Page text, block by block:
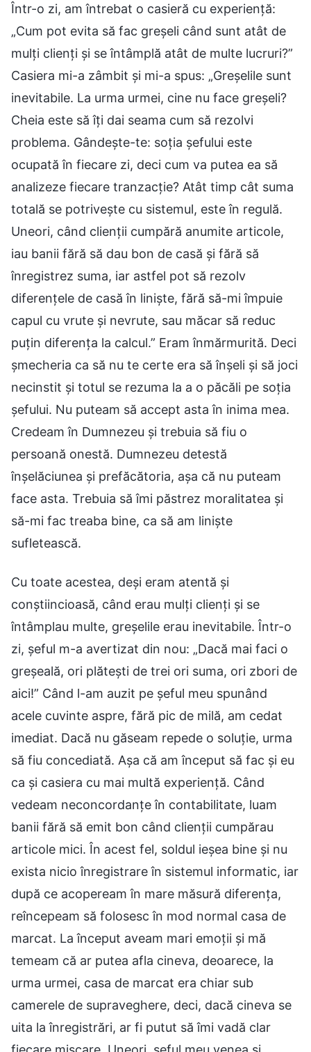
Într-o zi, am întrebat o casieră cu experiență:
„Cum pot evita să fac greșeli când sunt atât de
mulți clienți și se întâmplă atât de multe lucruri?”
Casiera mi-a zâmbit și mi-a spus: „Greșelile sunt
inevitabile. La urma urmei, cine nu face greșeli?
Cheia este să îți dai seama cum să rezolvi
problema. Gândește-te: soția șefului este
ocupată în fiecare zi, deci cum va putea ea să
analizeze fiecare tranzacție? Atât timp cât suma
totală se potrivește cu sistemul, este în regulă.
Uneori, când clienții cumpără anumite articole,
iau banii fără să dau bon de casă și fără să
înregistrez suma, iar astfel pot să rezolv
diferențele de casă în liniște, fără să-mi împuie
capul cu vrute și nevrute, sau măcar să reduc
puțin diferența la calcul.” Eram înmărmurită. Deci
șmecheria ca să nu te certe era să înșeli și să joci
necinstit și totul se rezuma la a o păcăli pe soția
șefului. Nu puteam să accept asta în inima mea.
Credeam în Dumnezeu și trebuia să fiu o
persoană onestă. Dumnezeu detestă
înșelăciunea și prefăcătoria, așa că nu puteam
face asta. Trebuia să îmi păstrez moralitatea și
să-mi fac treaba bine, ca să am liniște
sufletească.
Cu toate acestea, deși eram atentă și
conștiincioasă, când erau mulți clienți și se
întâmplau multe, greșelile erau inevitabile. Într-o
zi, șeful m-a avertizat din nou: „Dacă mai faci o
greșeală, ori plătești de trei ori suma, ori zbori de
aici!” Când l-am auzit pe șeful meu spunând
acele cuvinte aspre, fără pic de milă, am cedat
imediat. Dacă nu găseam repede o soluție, urma
să fiu concediată. Așa că am început să fac și eu
ca și casiera cu mai multă experiență. Când
vedeam neconcordanțe în contabilitate, luam
banii fără să emit bon când clienții cumpărau
articole mici. În acest fel, soldul ieșea bine și nu
exista nicio înregistrare în sistemul informatic, iar
după ce acopeream în mare măsură diferența,
reîncepeam să folosesc în mod normal casa de
marcat. La început aveam mari emoții și mă
temeam că ar putea afla cineva, deoarece, la
urma urmei, casa de marcat era chiar sub
camerele de supraveghere, deci, dacă cineva se
uita la înregistrări, ar fi putut să îmi vadă clar